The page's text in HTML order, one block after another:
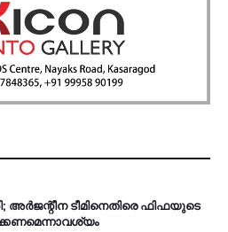
അർജന്റീന ടീമിനെതിരെ ഫിഫയുടെ